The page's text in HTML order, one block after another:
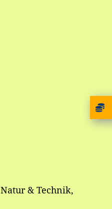
& Technik,